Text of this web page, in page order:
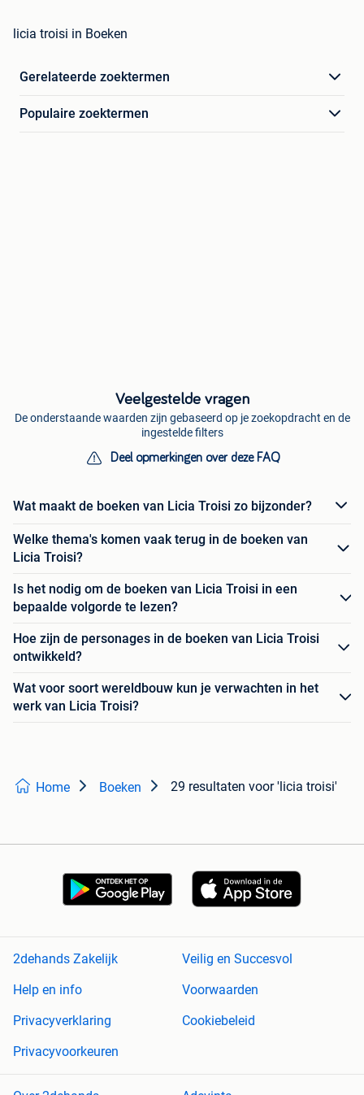
licia troisi in Boeken
Gerelateerde zoektermen
Populaire zoektermen
Veelgestelde vragen
De onderstaande waarden zijn gebaseerd op je zoekopdracht en de
ingestelde filters
Deel opmerkingen over deze FAQ
Wat maakt de boeken van Licia Troisi zo bijzonder?
Welke thema's komen vaak terug in de boeken van
Licia Troisi?
Is het nodig om de boeken van Licia Troisi in een
bepaalde volgorde te lezen?
Hoe zijn de personages in de boeken van Licia Troisi
ontwikkeld?
Wat voor soort wereldbouw kun je verwachten in het
werk van Licia Troisi?
Home Boeken 29 resultaten voor 'licia troisi'
2dehands Zakelijk
Veilig en Succesvol
Help en info
Voorwaarden
Privacyverklaring
Cookiebeleid
Privacyvoorkeuren